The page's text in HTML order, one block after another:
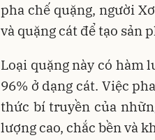
pha chế quặng, người
và quặng cát để tạo sản
Loại quặng này có hàm
96% ở dạng cát. Việc
thức bí truyền của
lượng cao, chắc bền và